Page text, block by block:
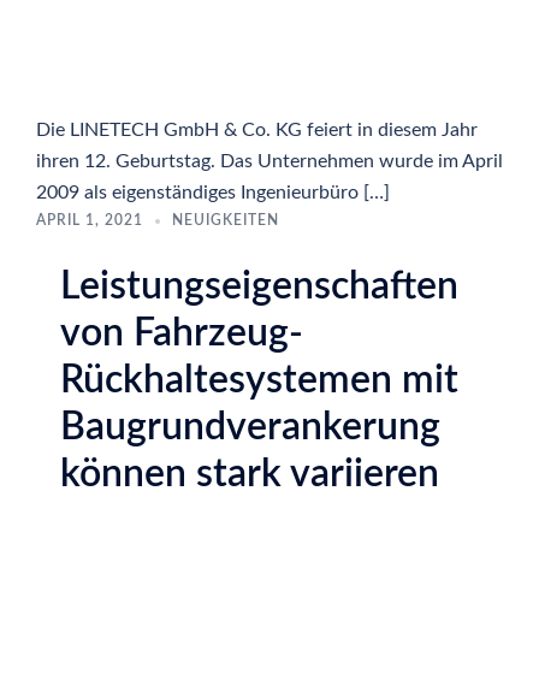
Die LINETECH GmbH & Co. KG feiert in diesem Jahr
ihren 12. Geburtstag. Das Unternehmen wurde im April
2009 als eigenständiges Ingenieurbüro […]
APRIL 1, 2021 NEUIGKEITEN
Leistungseigenschaften
von Fahrzeug-
Rückhaltesystemen mit
Baugrundverankerung
können stark variieren